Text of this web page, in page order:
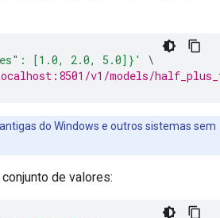
[1.0, 2.0, 5.0]}'
\
v1/models/
do Windows e outros sistemas sem
de valores: